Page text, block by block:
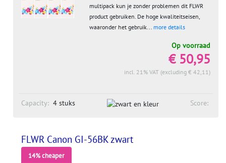
multipack kun je zonder problemen dit FLWR
product gebruiken. De hoge kwaliteitseisen,
waaronder het gebruik... more details
Op voorraad
€ 50,95
incl. 21% VAT (excluding € 42,11)
Capacity: 4 stuks Score:
FLWR Canon GI-56BK zwart
14% cheaper